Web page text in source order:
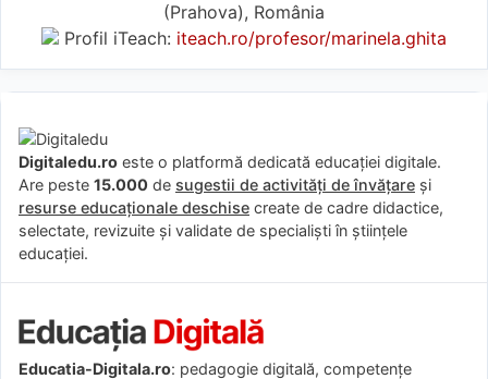
(Prahova), România
Profil iTeach: iteach.ro/profesor/marinela.ghita
Digitaledu.ro este o platformă dedicată educației digitale.
Are peste 15.000 de sugestii de activități de învățare și
resurse educaționale deschise create de cadre didactice,
selectate, revizuite și validate de specialiști în științele
educației.
Educatia-Digitala.ro: pedagogie digitală, competențe